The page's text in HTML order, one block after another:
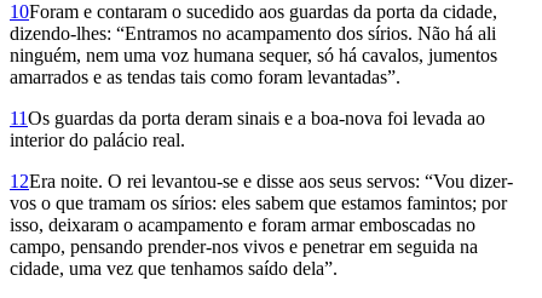
10Foram e contaram o sucedido aos guardas da porta da cidade,
dizendo-lhes: “Entramos no acampamento dos sírios. Não há ali
ninguém, nem uma voz humana sequer, só há cavalos, jumentos
amarrados e as tendas tais como foram levantadas”.
11Os guardas da porta deram sinais e a boa-nova foi levada ao
interior do palácio real.
12Era noite. O rei levantou-se e disse aos seus servos: “Vou dizer-
vos o que tramam os sírios: eles sabem que estamos famintos; por
isso, deixaram o acampamento e foram armar emboscadas no
campo, pensando prender-nos vivos e penetrar em seguida na
cidade, uma vez que tenhamos saído dela”.